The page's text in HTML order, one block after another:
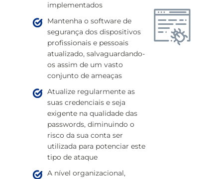
implementados
Mantenha o software de
segurança dos dispositivos
profissionais e pessoais
atualizado, salvaguardando-
os assim de um vasto
conjunto de ameaças
Atualize regularmente as
suas credenciais e seja
exigente na qualidade das
passwords, diminuindo o
risco da sua conta ser
utilizada para potenciar este
tipo de ataque
A nível organizacional,